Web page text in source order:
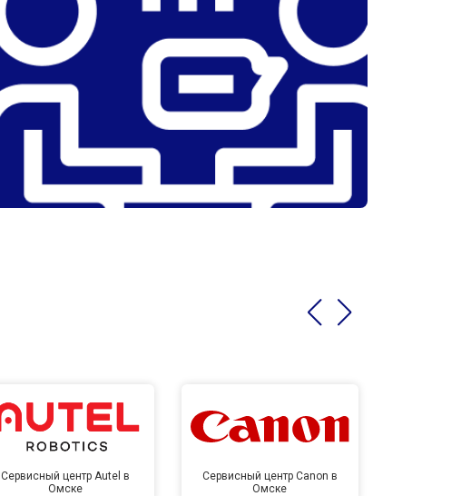
Сервисный центр Autel в
Омске
Сервисный центр Canon в
Омске